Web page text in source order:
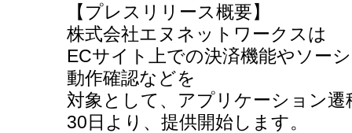
【プレスリリース概要】
株式会社エヌネットワークスは
ECサイト上での決済機能やソー
動作確認などを
対象として、アプリケーション
30日より、提供開始します。